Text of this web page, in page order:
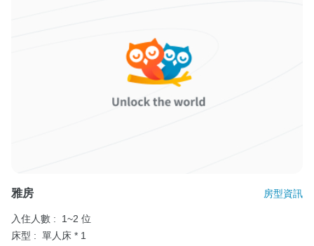
雅房 房型資訊
入住人數 :
1~2 位
床型 : 單人床 * 1